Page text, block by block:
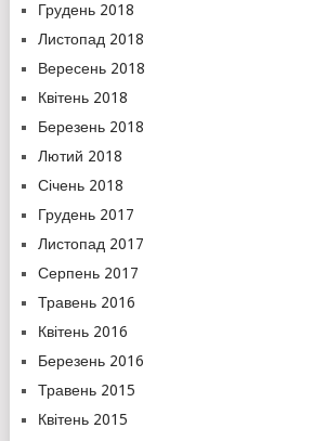
Грудень 2018
Листопад 2018
Вересень 2018
Квітень 2018
Березень 2018
Лютий 2018
Січень 2018
Грудень 2017
Листопад 2017
Серпень 2017
Травень 2016
Квітень 2016
Березень 2016
Травень 2015
Квітень 2015